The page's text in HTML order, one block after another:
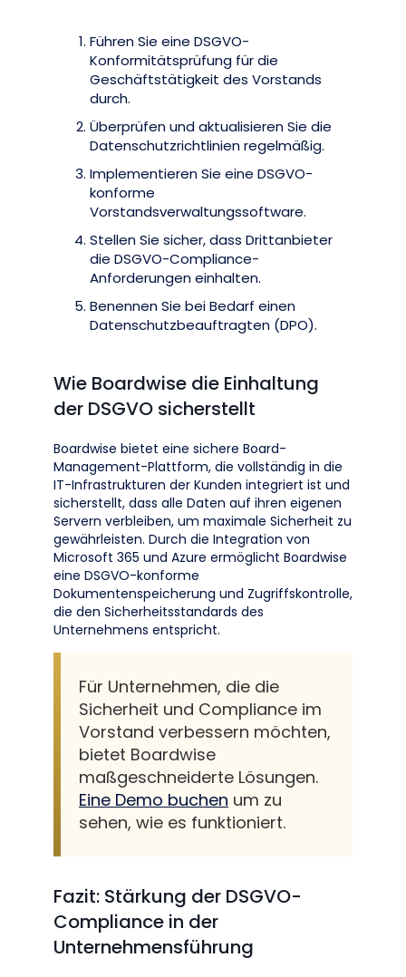
Führen Sie eine DSGVO-
Konformitätsprüfung für die
Geschäftstätigkeit des Vorstands
durch.
Überprüfen und aktualisieren Sie die
Datenschutzrichtlinien regelmäßig.
Implementieren Sie eine DSGVO-
konforme
Vorstandsverwaltungssoftware.
Stellen Sie sicher, dass Drittanbieter
die DSGVO-Compliance-
Anforderungen einhalten.
Benennen Sie bei Bedarf einen
Datenschutzbeauftragten (DPO).
Wie Boardwise die Einhaltung
der DSGVO sicherstellt
Boardwise bietet eine sichere Board-
Management-Plattform, die vollständig in die
IT-Infrastrukturen der Kunden integriert ist und
sicherstellt, dass alle Daten auf ihren eigenen
Servern verbleiben, um maximale Sicherheit zu
gewährleisten. Durch die Integration von
Microsoft 365 und Azure ermöglicht Boardwise
eine DSGVO-konforme
Dokumentenspeicherung und Zugriffskontrolle,
die den Sicherheitsstandards des
Unternehmens entspricht.
Für Unternehmen, die die
Sicherheit und Compliance im
Vorstand verbessern möchten,
bietet Boardwise
maßgeschneiderte Lösungen.
Eine Demo buchen um zu
sehen, wie es funktioniert.
Fazit: Stärkung der DSGVO-
Compliance in der
Unternehmensführung